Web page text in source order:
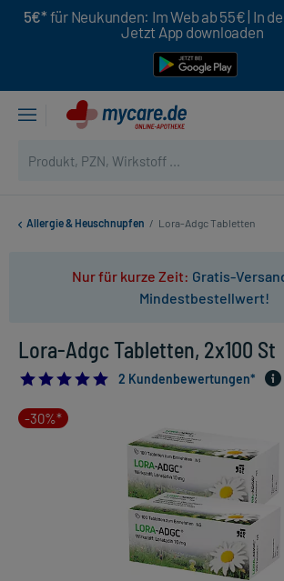
5€* für Neukunden: Im Web ab 55€ | In
Jetzt App downloaden
Allergie & Heuschnupfen / Lora-Adgc Tabletten
Nur für kurze Zeit: Gratis-
Mindestbestellwert!
Lora-Adgc Tabletten, 2x100 St
5.0
2 Kundenbewertungen*
-30%*